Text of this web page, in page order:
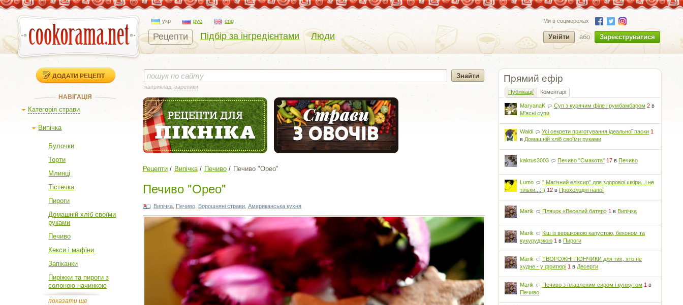
укр рус eng
Рецепти Підбір за інгредієнтами Люди
Ми в соцмережах
Увійти або Зареєструватися
ДОДАТИ РЕЦЕПТ
НАВІГАЦІЯ
Категорія страви
Випічка
Булочки
Торти
Млинці
Тістечка
Пироги
Домашній хліб своїми
руками
Печиво
Кекси і мафіни
Запіканки
Пиріжки та пироги з
солоною начинкою
показати ще
Прямий ефір
Публікації Коментарі
MaryanaK Суп з курячим філе і румбамбаром 2 в
М'ясні супи
Waldi Усі секрети приготування ідеальної паски 1
в Домашній хліб своїми руками
kaktus3003 Печиво "Смакота" 17 вПечиво
Lumo
" Магічний еліксир" для здоровоі шкіри...і не
тільки...;-) 12 вПрохолодні напої
Marik Пляцок «Веселий батяр» 1 вВипічка
Marik
Кіш із вершковою капустою, беконом та
кукурудзкою 1 вПироги
Marik
ТВОРОЖНІ ПОНЧИКИ для тих, хто не
худне - у фритюрі 1 в Десерти
Marik Печиво з плавленим сиром і кунжутом 1 в
Печиво
наприклад: вареники
Рецепти Випічка Печиво Печиво "Орео"
Печиво "Орео"
Випічка, Печиво, Борошняні страви, Американська кухня